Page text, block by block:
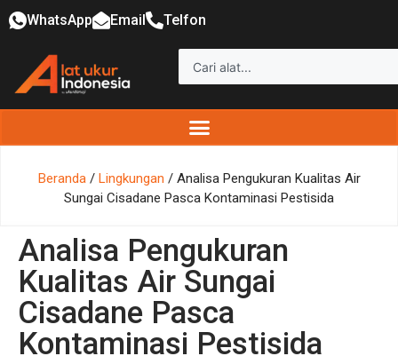
WhatsApp Email Telfon
Beranda/ Lingkungan / Analisa Pengukuran Kualitas Air
Sungai Cisadane Pasca Kontaminasi Pestisida
Analisa Pengukuran
Kualitas Air Sungai
Cisadane Pasca
Kontaminasi Pestisida